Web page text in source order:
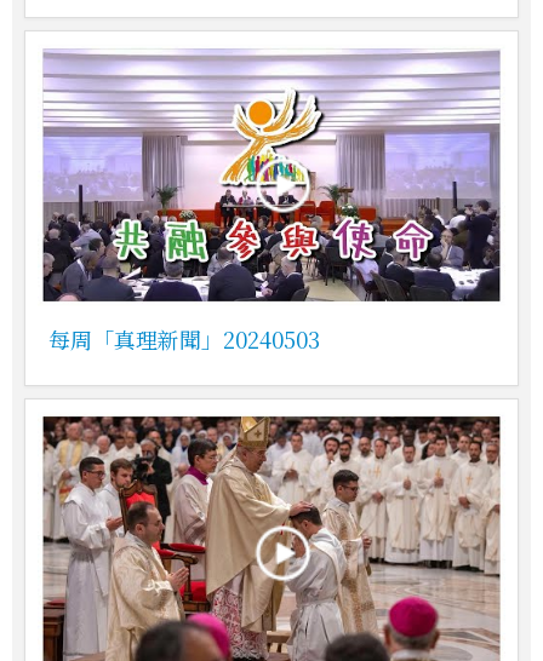
每周「真理新聞」20240503